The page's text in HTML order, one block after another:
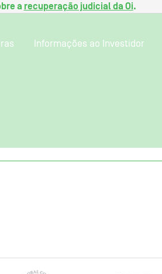
a recuperação judicial da Oi.
Informações ao Investidor